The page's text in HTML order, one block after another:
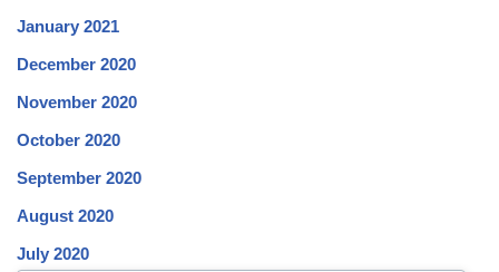
January 2021
December 2020
November 2020
October 2020
September 2020
August 2020
July 2020